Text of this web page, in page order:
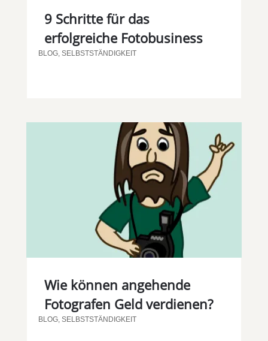
9 Schritte für das
erfolgreiche Fotobusiness
BLOG, SELBSTSTÄNDIGKEIT
Wie können angehende
Fotografen Geld verdienen?
BLOG, SELBSTSTÄNDIGKEIT